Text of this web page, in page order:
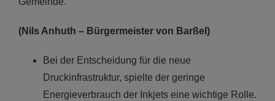
(Nils Anhuth – Bürgermeister von Barßel)
Bei der Entscheidung für die neue
Druckinfrastruktur, spielte der geringe
Energieverbrauch der Inkjets eine wichtige Rolle.